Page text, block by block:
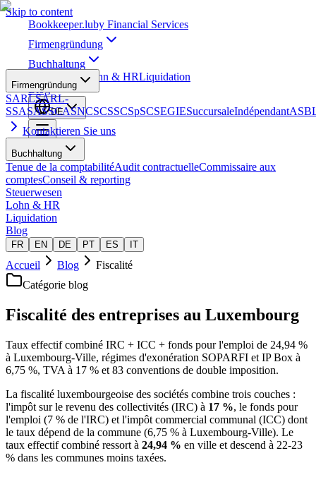
Skip to content
Bookkeeper.luby Financial Services
Firmengründung
Buchhaltung
Steuerwesen Lohn & HRLiquidation
Blog
DE
Firmengründung
SARLSARL-
SSASASSCASNCSCSSCSpSCSEGIESuccursaleIndépendant
Kontaktieren Sie uns
Buchhaltung
Tenue de la comptabilitéAudit contractuelleCommissaire aux
comptesConseil & reporting
Steuerwesen
Lohn & HR
Liquidation
Blog
FR EN DE PT ES IT
Accueil Blog
Fiscalité
Catégorie blog
Fiscalité des entreprises au Luxembourg
Taux effectif combiné IRC + ICC + fonds pour l'emploi de 24,94 %
à Luxembourg-Ville, régimes d'exonération SOPARFI et IP Box à
6,75 %, TVA à 17 % et 83 conventions de double imposition.
La fiscalité luxembourgeoise des sociétés combine trois couches :
l'impôt sur le revenu des collectivités (IRC) à 17 %, le fonds pour
l'emploi (7 % de l'IRC) et l'impôt commercial communal (ICC) dont
le taux dépend de la commune (6,75 % à Luxembourg-Ville). Le
taux effectif combiné ressort à 24,94 % en ville et descend à 22-23
% dans les communes moins taxées.